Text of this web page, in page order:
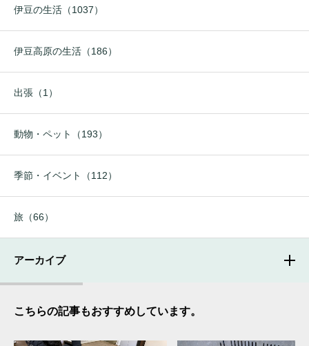
伊豆の生活（1037）
伊豆高原の生活（186）
出張（1）
動物・ペット（193）
季節・イベント（112）
旅（66）
アーカイブ
こちらの記事もおすすめしています。